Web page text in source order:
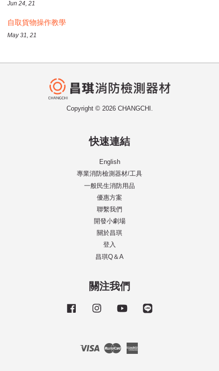
Jun 24, 21
自取貨物操作教學
May 31, 21
Copyright © 2026 CHANGCHI.
快速連結
English
專業消防檢測器材/工具
一般民生消防用品
優惠方案
聯繫我們
開發小劇場
關於昌琪
登入
昌琪Q＆A
關注我們
Facebook Instagram YouTube
Visa Master